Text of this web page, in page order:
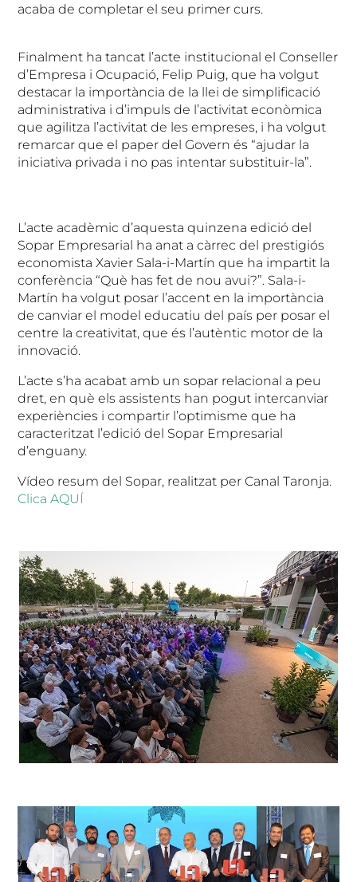
acaba de completar el seu primer curs.
Finalment ha tancat l’acte institucional el Conseller
d’Empresa i Ocupació, Felip Puig, que ha volgut
destacar la importància de la llei de simplificació
administrativa i d’impuls de l’activitat econòmica
que agilitza l’activitat de les empreses, i ha volgut
remarcar que el paper del Govern és “ajudar la
iniciativa privada i no pas intentar substituir-la”.
L’acte acadèmic d’aquesta quinzena edició del
Sopar Empresarial ha anat a càrrec del prestigiós
economista Xavier Sala-i-Martín que ha impartit la
conferència “Què has fet de nou avui?”. Sala-i-
Martín ha volgut posar l’accent en la importància
de canviar el model educatiu del país per posar el
centre la creativitat, que és l’autèntic motor de la
innovació.
L’acte s’ha acabat amb un sopar relacional a peu
dret, en què els assistents han pogut intercanviar
experiències i compartir l’optimisme que ha
caracteritzat l’edició del Sopar Empresarial
d’enguany.
Vídeo resum del Sopar, realitzat per Canal Taronja.
Clica AQUÍ